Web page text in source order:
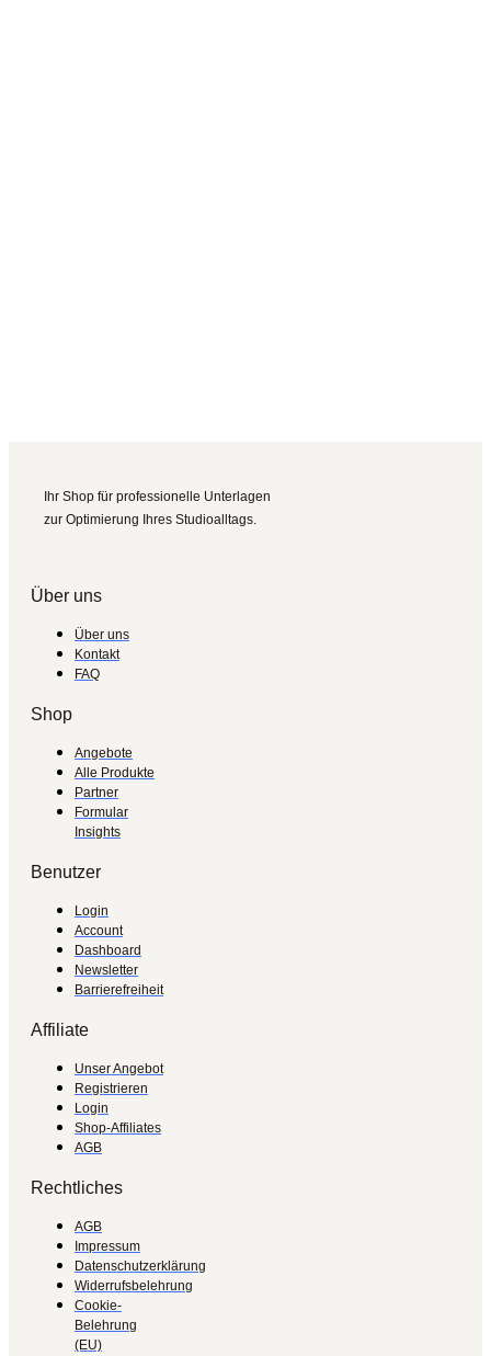
Ihr Shop für professionelle Unterlagen
zur Optimierung Ihres Studioalltags.
Über uns
Über uns
Kontakt
FAQ
Shop
Angebote
Alle Produkte
Partner
Formular
Insights
Benutzer
Login
Account
Dashboard
Newsletter
Barrierefreiheit
Affiliate
Unser Angebot
Registrieren
Login
Shop-Affiliates
AGB
Rechtliches
AGB
Impressum
Datenschutzerklärung
Widerrufsbelehrung
Cookie-
Belehrung
(EU)